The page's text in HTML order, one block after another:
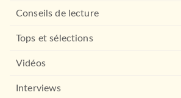
Conseils de lecture
Tops et sélections
Vidéos
Interviews